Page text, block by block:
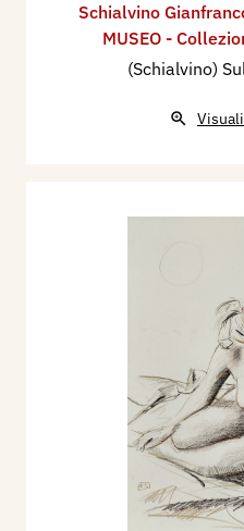
Schialvino
MUSEO -
(Schialvino)